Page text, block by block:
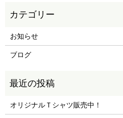
お知らせ
ブログ
オリジナルＴシャツ販売中！